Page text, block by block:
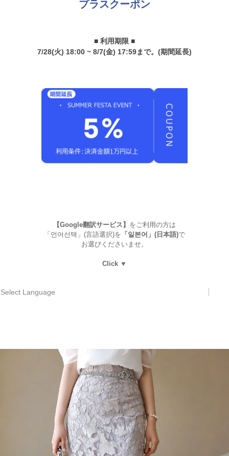
プラスクーポン
■ 利用期限 ■
7/28(火) 18:00 ~ 8/7(金) 17:59まで。(期間延長)
【Google翻訳サービス】 をご利用の方は
「언어선택」(言語選択)を 「일본어」(日本語)で
お選びくださいませ。
Click ▼
Select Language